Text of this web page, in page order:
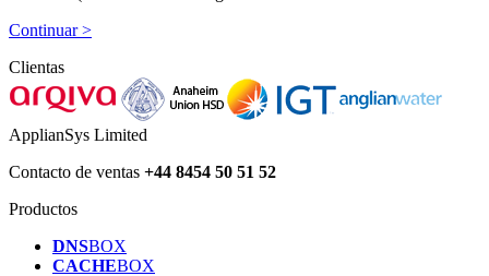
Continuar >
Clientas
ApplianSys Limited
Contacto de ventas +44 8454 50 51 52
Productos
DNSBOX
CACHEBOX